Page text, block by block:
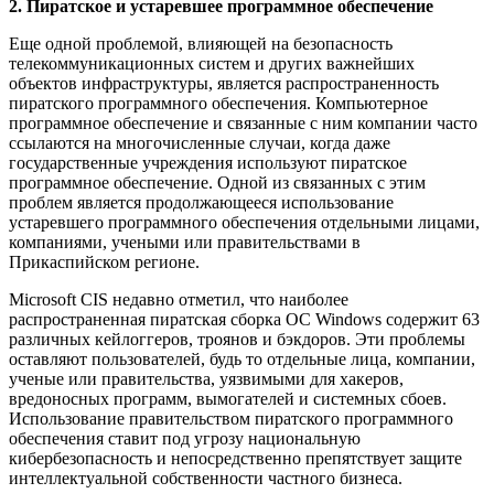
2. Пиратское и устаревшее программное обеспечение
Еще одной проблемой, влияющей на безопасность
телекоммуникационных систем и других важнейших
объектов инфраструктуры, является распространенность
пиратского программного обеспечения. Компьютерное
программное обеспечение и связанные с ним компании часто
ссылаются на многочисленные случаи, когда даже
государственные учреждения используют пиратское
программное обеспечение. Одной из связанных с этим
проблем является продолжающееся использование
устаревшего программного обеспечения отдельными лицами,
компаниями, учеными или правительствами в
Прикаспийском регионе.
Microsoft CIS недавно отметил, что наиболее
распространенная пиратская сборка ОС Windows содержит 63
различных кейлоггеров, троянов и бэкдоров. Эти проблемы
оставляют пользователей, будь то отдельные лица, компании,
ученые или правительства, уязвимыми для хакеров,
вредоносных программ, вымогателей и системных сбоев.
Использование правительством пиратского программного
обеспечения ставит под угрозу национальную
кибербезопасность и непосредственно препятствует защите
интеллектуальной собственности частного бизнеса.